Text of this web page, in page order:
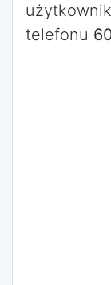
telefonu